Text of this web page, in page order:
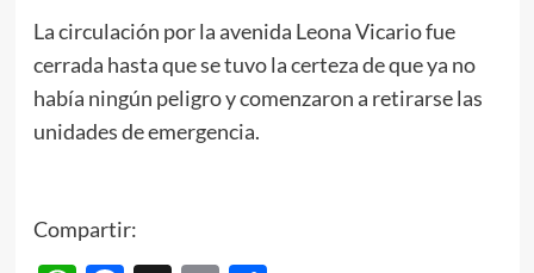
La circulación por la avenida Leona Vicario fue
cerrada hasta que se tuvo la certeza de que ya no
había ningún peligro y comenzaron a retirarse las
unidades de emergencia.
Compartir: